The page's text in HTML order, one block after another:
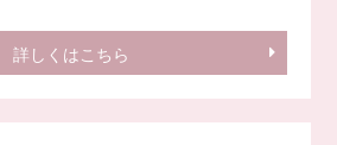
詳しくはこちら